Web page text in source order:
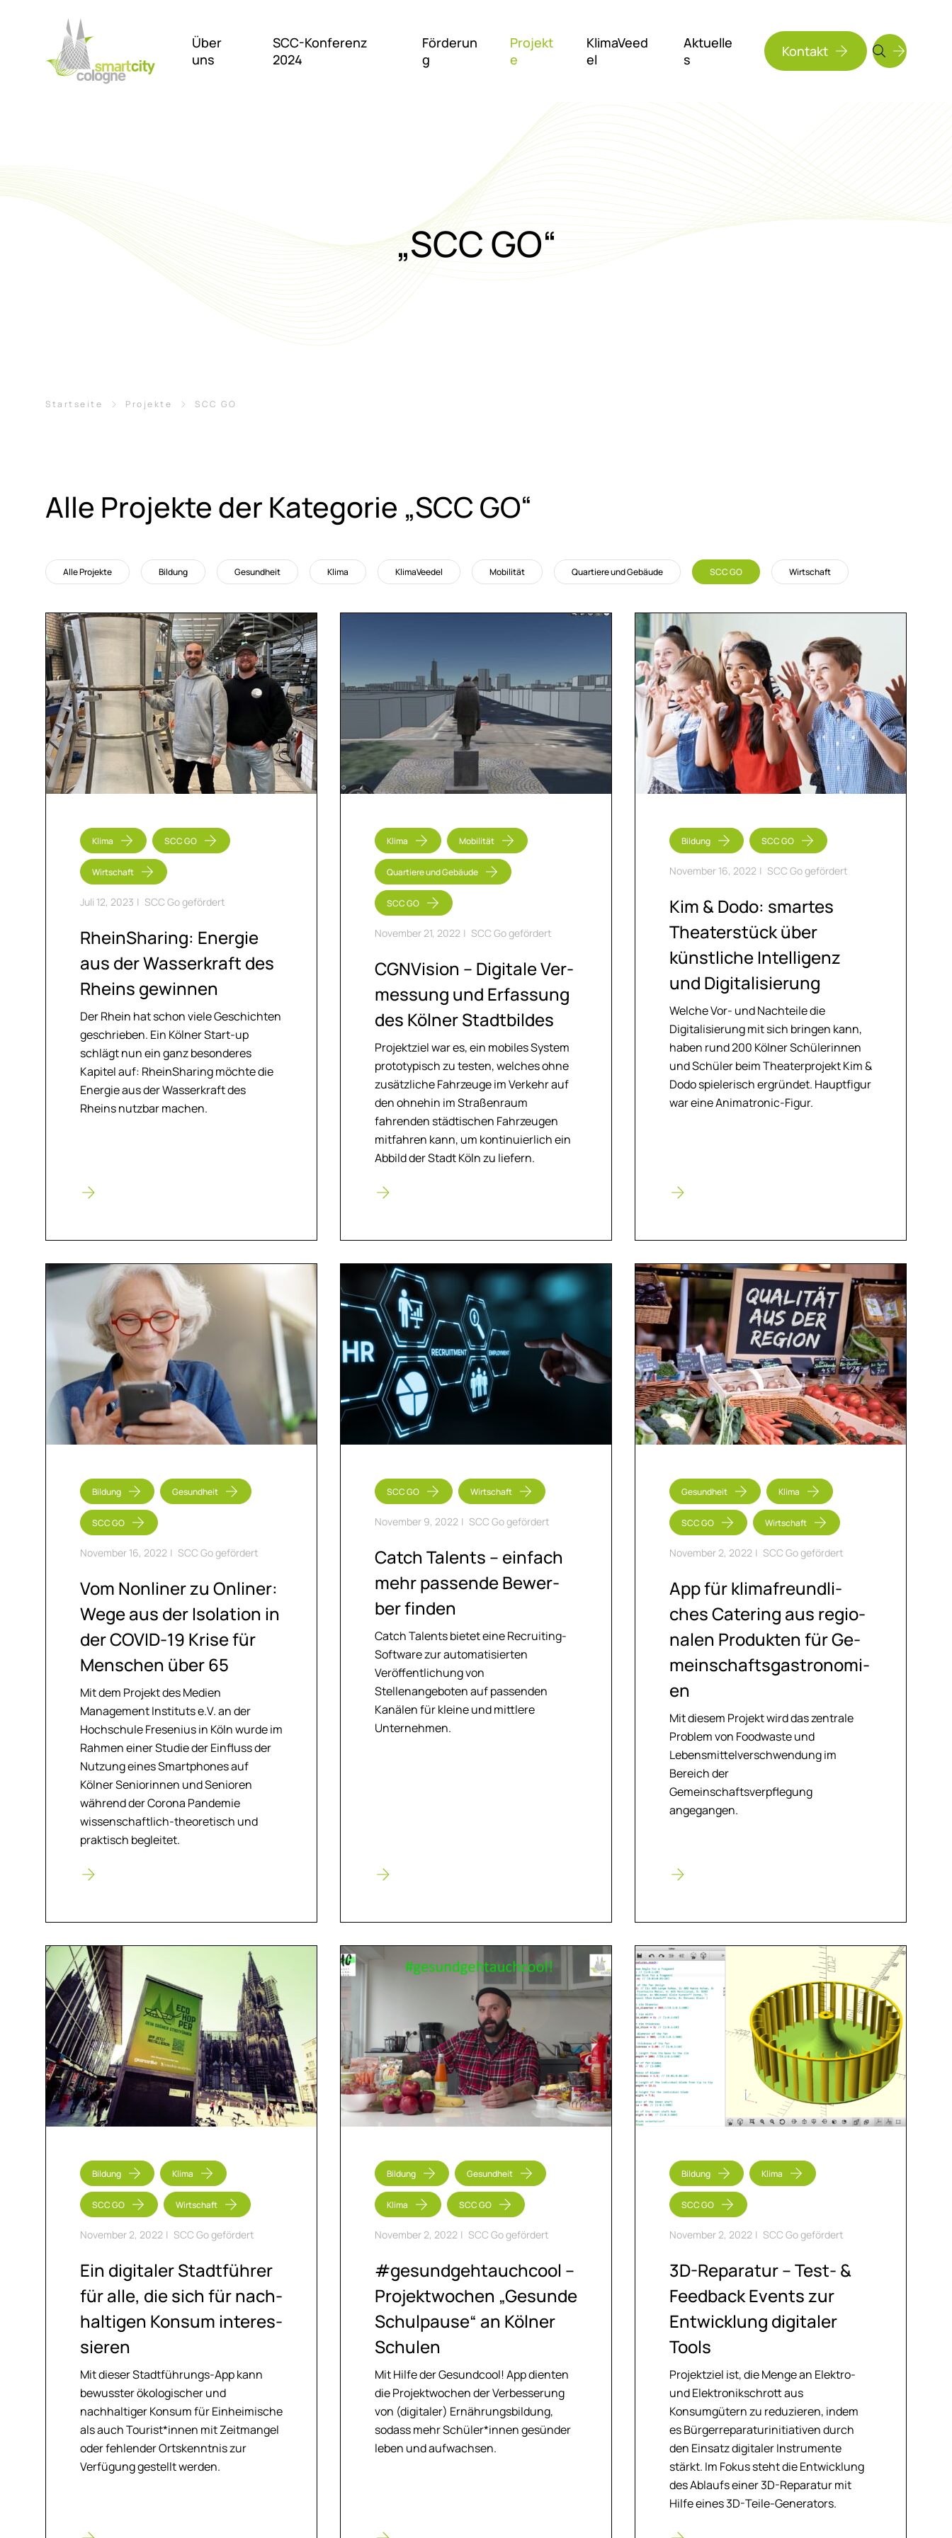
Über
uns
SCC-Konferenz
2024
Förderun
g
Projekt
e
KlimaVeed
el
Aktuelle
s
Kontakt
Suchen
„SCC GO“
Startseite Projekte SCC GO
Alle Pro­jek­te der Ka­te­go­rie „SCC GO“
Alle Projekte Bildung Gesundheit Klima KlimaVeedel Mobilität Quartiere und Gebäude SCC GO Wirtschaft
Klima SCC GO
Wirtschaft
Juli 12, 2023 | SCC Go gefördert
RheinS­ha­ring: En­er­gie
aus der Was­ser­kraft des
Rheins ge­win­nen
Der Rhein hat schon viele Geschichten
geschrieben. Ein Kölner Start-up
schlägt nun ein ganz besonderes
Kapitel auf: RheinSharing möchte die
Energie aus der Wasserkraft des
Rheins nutzbar machen.
Klima Mobilität
Quartiere und Gebäude
SCC GO
November 21, 2022 | SCC Go gefördert
CGN­Vi­si­on – Di­gi­ta­le Ver­
mes­sung und Er­fas­sung
des Köl­ner Stadt­bil­des
Projektziel war es, ein mobiles System
prototypisch zu testen, welches ohne
zusätzliche Fahrzeuge im Verkehr auf
den ohnehin im Straßenraum
fahrenden städtischen Fahrzeugen
mitfahren kann, um kontinuierlich ein
Abbild der Stadt Köln zu liefern.
Bildung SCC GO
November 16, 2022 | SCC Go gefördert
Kim & Dodo: smar­tes
Thea­ter­stück über
künst­li­che In­tel­li­genz
und Di­gi­ta­li­sie­rung
Welche Vor- und Nachteile die
Digitalisierung mit sich bringen kann,
haben rund 200 Kölner Schülerinnen
und Schüler beim Theaterprojekt Kim &
Dodo spielerisch ergründet. Hauptfigur
war eine Animatronic-Figur.
Bildung Gesundheit
SCC GO
November 16, 2022 | SCC Go gefördert
Vom Non­li­ner zu On­li­ner:
Wege aus der Iso­la­ti­on in
der CO­VID-19 Kri­se für
Men­schen über 65
Mit dem Projekt des Medien
Management Instituts e.V. an der
Hochschule Fresenius in Köln wurde im
Rahmen einer Studie der Einfluss der
Nutzung eines Smartphones auf
Kölner Seniorinnen und Senioren
während der Corona Pandemie
wissenschaftlich-theoretisch und
praktisch begleitet.
SCC GO Wirtschaft
November 9, 2022 | SCC Go gefördert
Catch Ta­lents – ein­fach
mehr pas­sen­de Be­wer­
ber fin­den
Catch Talents bietet eine Recruiting-
Software zur automatisierten
Veröffentlichung von
Stellenangeboten auf passenden
Kanälen für kleine und mittlere
Unternehmen.
Gesundheit Klima
SCC GO Wirtschaft
November 2, 2022 | SCC Go gefördert
App für kli­ma­freund­li­
ches Ca­te­ring aus re­gio­
na­len Pro­duk­ten für Ge­
mein­schafts­gas­tro­no­mi­
en
Mit diesem Projekt wird das zentrale
Problem von Foodwaste und
Lebensmittelverschwendung im
Bereich der
Gemeinschaftsverpflegung
angegangen.
Bildung Klima
SCC GO Wirtschaft
November 2, 2022 | SCC Go gefördert
Ein di­gi­ta­ler Stadt­füh­rer
für alle, die sich für nach­
hal­ti­gen Kon­sum in­ter­es­
sie­ren
Mit dieser Stadtführungs-App kann
bewusster ökologischer und
nachhaltiger Konsum für Einheimische
als auch Tourist*innen mit Zeitmangel
oder fehlender Ortskenntnis zur
Verfügung gestellt werden.
Bildung Gesundheit
Klima SCC GO
November 2, 2022 | SCC Go gefördert
#ge­sund­geh­tauch­cool –
Pro­jekt­wo­chen „Ge­sun­de
Schul­pau­se“ an Köl­ner
Schu­len
Mit Hilfe der Gesundcool! App dienten
die Projektwochen der Verbesserung
von (digitaler) Ernährungsbildung,
sodass mehr Schüler*innen gesünder
leben und aufwachsen.
Bildung Klima
SCC GO
November 2, 2022 | SCC Go gefördert
3D-Re­pa­ra­tur – Test- &
Feed­back Events zur
Ent­wick­lung di­gi­ta­ler
Tools
Projektziel ist, die Menge an Elektro-
und Elektronikschrott aus
Konsumgütern zu reduzieren, indem
es Bürgerreparaturinitiativen durch
den Einsatz digitaler Instrumente
stärkt. Im Fokus steht die Entwicklung
des Ablaufs einer 3D-Reparatur mit
Hilfe eines 3D-Teile-Generators.